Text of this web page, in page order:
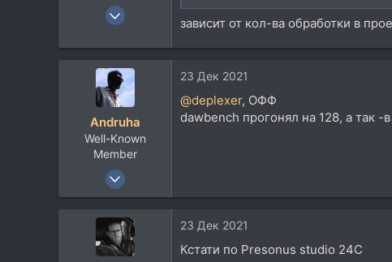
25 Янв 2010
859
зависит от кол-ва обработки в
Andruha
Well-Known
Member
24 Окт 2005
4.748
23 Дек 2021
@deplexer, ОФФ
dawbench прогонял на 128, а так
23 Дек 2021
Кстати по Presonus studio 24C